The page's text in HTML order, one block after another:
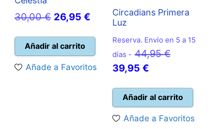
30,00€ El
original
26,95 €
actual
26,95 €.
Añadir al carrito
Añade a Favoritos
Circadians Primera
Luz
Reserva. Envío en 5 a 15
días - 44,95€El
era:
39,95 €El
actual
Añadir al carrito
Añade a Favoritos